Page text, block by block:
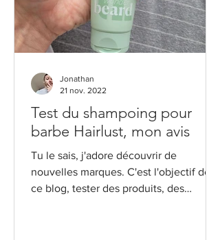
Test du shampoing pour
barbe Hairlust, mon avis
Tu le sais, j'adore découvrir de
nouvelles marques. C'est l'objectif de
ce blog, tester des produits, des
Jonathan
21 nov. 2022